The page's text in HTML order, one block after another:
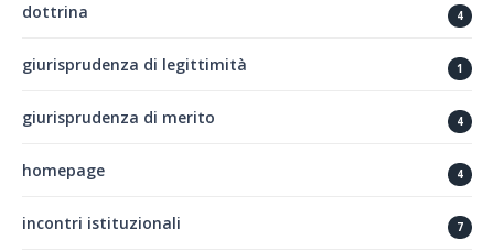
dottrina 4
giurisprudenza di legittimità 1
giurisprudenza di merito 4
homepage 4
incontri istituzionali 7